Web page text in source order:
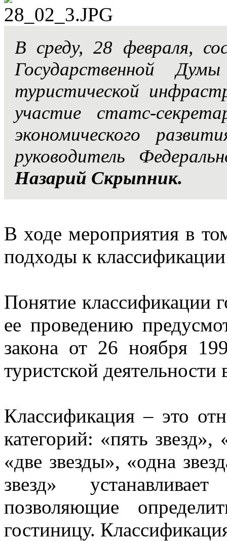
В среду, 28 февраля,
Государственной
туристической
участие статс-
экономического
руководитель
Назарий Скрыпник.
В ходе мероприятия в
подходы к
Понятие классификации
ее проведению
закона от 26 ноября
туристской
Классификация – это
категорий: «пять
«две звезды», «одна
звезд»
позволяющие
гостиницу.